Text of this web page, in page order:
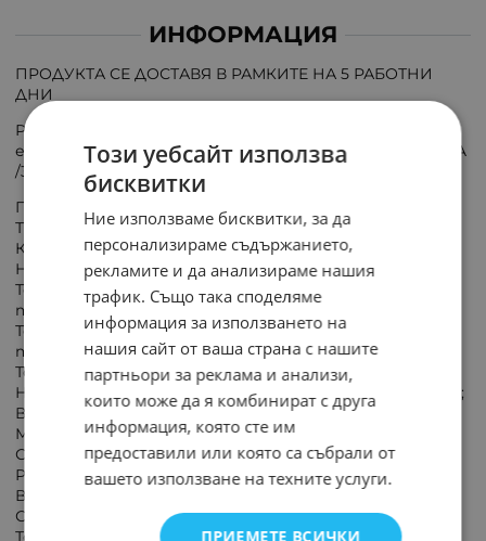
ИНФОРМАЦИЯ
ПРОДУКТА СЕ ДОСТАВЯ В РАМКИТЕ НА 5 РАБОТНИ
ДНИ
Реле:
електромагнитно;3PDT;Uбобина:24VAC;10A/250VAC;10A
/30VDC
Производител: FINDER;
Тип реле:електромагнитно;
Конф. на контактите: 3PDT;
Номинално напрежение на бобината:24VAC;
Товароспособност на контактите АС;(при активен
товар) 10 A / 250 VAC;
Товароспособност на контактите DC;(при активен
товар) 10 A / 30 VDC;
Ток през контактите: макс. 20A;
Напрежение на комутация: max 400V AC, max 220V DC;
Версия реле:промишлено;
Монтаж: цокъл;
Серия релета:55.33;
Работна температура -40...85°C;
Външни размери: 27.7 x 20.7 x 35.8mm;
Съпротивление на бобината: 190Ω;
Ток на бобината: 53mA;
Този уебсайт използва
бисквитки
Ние използваме бисквитки, за да
персонализираме съдържанието,
рекламите и да анализираме нашия
трафик. Също така споделяме
информация за използването на
нашия сайт от ваша страна с нашите
партньори за реклама и анализи,
които може да я комбинират с друга
информация, която сте им
предоставили или която са събрали от
вашето използване на техните услуги.
ПРИЕМЕТЕ ВСИЧКИ